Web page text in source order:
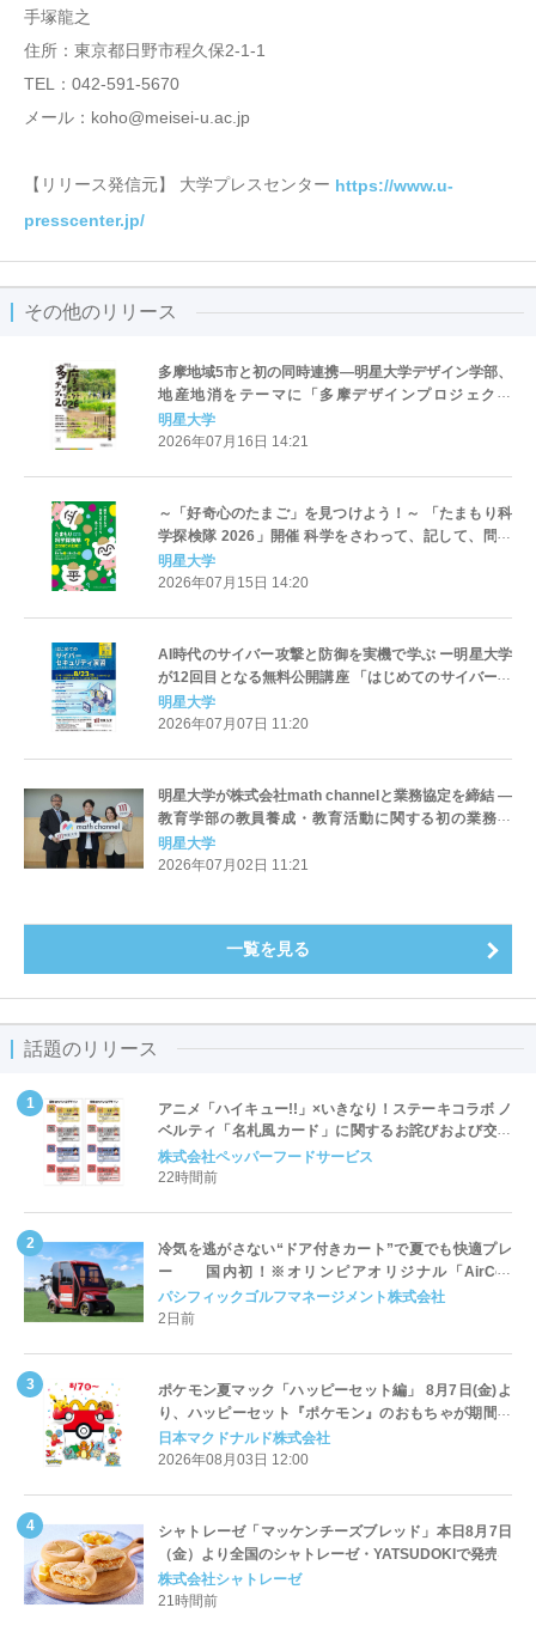
手塚龍之
住所：東京都日野市程久保2-1-1
TEL：042-591-5670
メール：koho@meisei-u.ac.jp
【リリース発信元】 大学プレスセンター https://www.u-
presscenter.jp/
その他のリリース
多摩地域5市と初の同時連携―明星大学デザイン学部、
地産地消をテーマに「多摩デザインプロジェクト
2026」最終発表会を開催
明星大学
2026年07月16日 14:21
～「好奇心のたまご」を見つけよう！～ 「たまもり科
学探検隊 2026」開催 科学をさわって、記して、問い
を持ち帰ろう
明星大学
2026年07月15日 14:20
AI時代のサイバー攻撃と防御を実機で学ぶ ー明星大学
が12回目となる無料公開講座 「はじめてのサイバーセ
キュリティ演習」を開催
明星大学
2026年07月07日 11:20
明星大学が株式会社math channelと業務協定を締結 ―
教育学部の教員養成・教育活動に関する初の業務提
携、「数学のお兄さん」 横山明日希氏と連携
明星大学
2026年07月02日 11:21
一覧を見る
話題のリリース
アニメ「ハイキュー!!」×いきなり！ステーキコラボ ノ
ベルティ「名札風カード」に関するお詫びおよび交換
対応についてのご案内
株式会社ペッパーフードサービス
22時間前
冷気を逃がさない“ドア付きカート”で夏でも快適プレ
ー 国内初！※オリンピアオリジナル「AirCon
Cart（エアコンカート）」導入 | ＰＧＭ
パシフィックゴルフマネージメント株式会社
2日前
ポケモン夏マック「ハッピーセット編」 8月7日(金)よ
り、ハッピーセット『ポケモン』のおもちゃが期間限
定登場
日本マクドナルド株式会社
2026年08月03日 12:00
シャトレーゼ「マッケンチーズブレッド」本日8月7日
（金）より全国のシャトレーゼ・YATSUDOKIで発売
株式会社シャトレーゼ
21時間前